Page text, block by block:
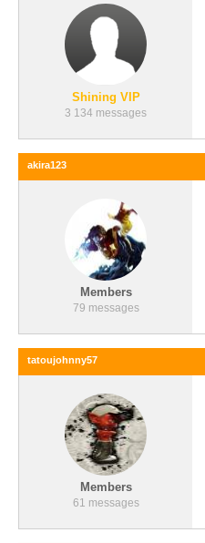
Shining VIP
3 134 messages
akira123
Members
79 messages
tatoujohnny57
Members
61 messages